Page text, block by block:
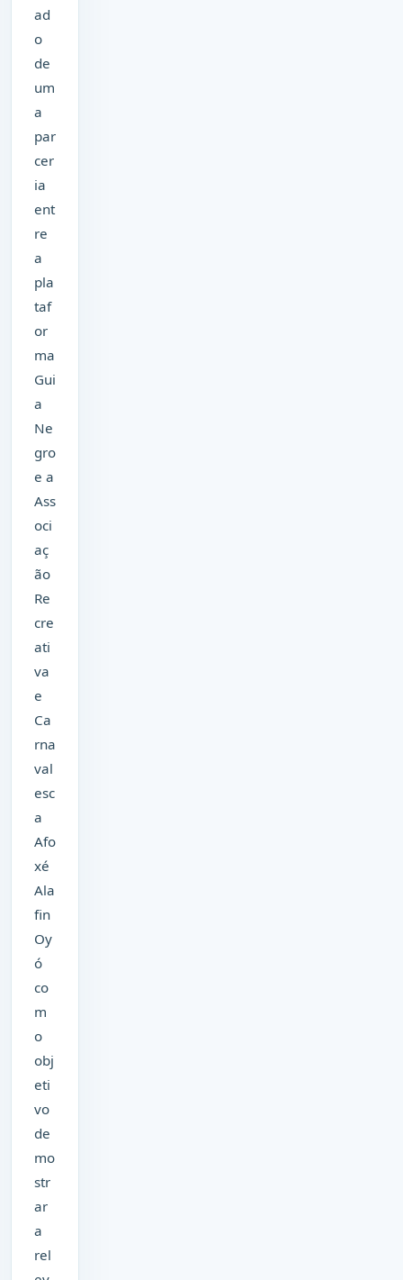
ad
o
de
um
a
par
cer
ia
ent
re
a
pla
taf
or
ma
Gui
a
Ne
gro
e a
Ass
oci
aç
ão
Re
cre
ati
va
e
Ca
rna
val
esc
a
Afo
xé
Ala
fin
Oy
ó
co
m
o
obj
eti
vo
de
mo
str
ar
a
rel